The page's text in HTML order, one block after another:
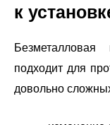
к
подходит для
довольно